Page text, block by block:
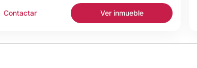
Contactar Ver inmueble